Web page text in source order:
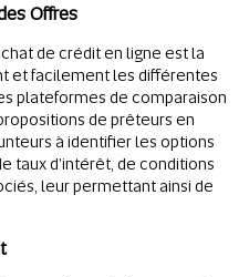
Offres
de crédit en ligne est la
et facilement les différentes
plateformes de comparaison
de prêteurs en
à identifier les options
taux d'intérêt, de conditions
leur permettant ainsi de